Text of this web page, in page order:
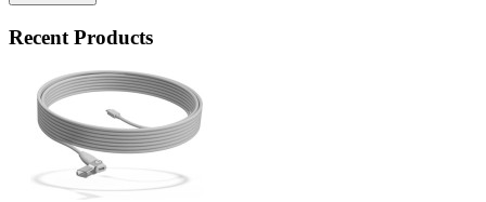
Recent Products